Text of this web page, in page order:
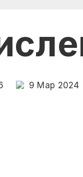
9 Мар 2024